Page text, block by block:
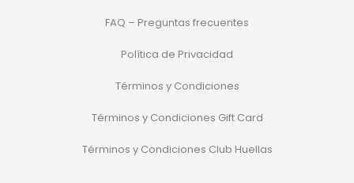
FAQ – Preguntas frecuentes
Política de Privacidad
Términos y Condiciones
Términos y Condiciones Gift Card
Términos y Condiciones Club Huellas